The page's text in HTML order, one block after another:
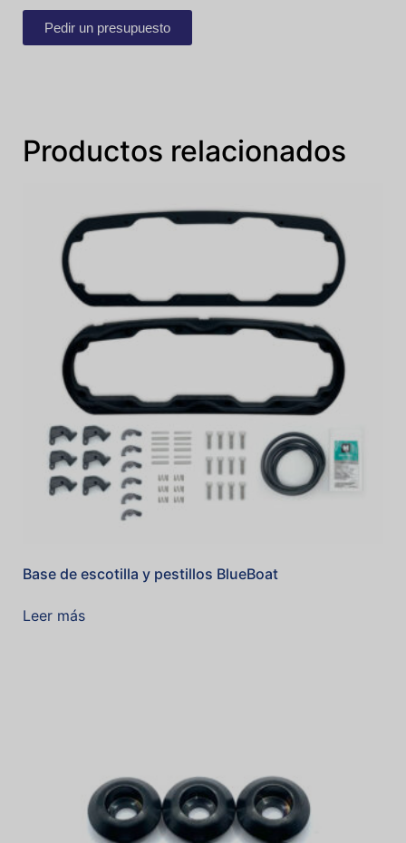
Pedir un presupuesto
Productos relacionados
Base de escotilla y pestillos BlueBoat
Leer más